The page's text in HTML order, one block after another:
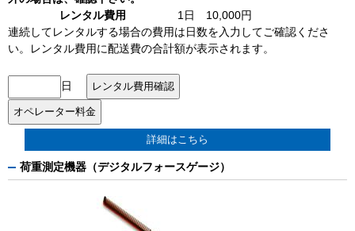
レンタル費用
1日 10,000円
連続してレンタルする場合の費用は日数を入力してご確認くださ
い。レンタル費用に配送費の合計額が表示されます。
日
詳細はこちら
荷重測定機器（デジタルフォースゲージ）